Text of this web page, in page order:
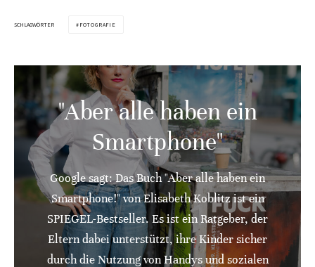
SCHLAGWÖRTER FOTOGRAFIE
"Aber alle haben ein
Smartphone"
Google sagt: Das Buch "Aber alle haben ein
Smartphone!" von Elisabeth Koblitz ist ein
SPIEGEL-Bestseller. Es ist ein Ratgeber, der
Eltern dabei unterstützt, ihre Kinder sicher
durch die Nutzung von Handys und sozialen